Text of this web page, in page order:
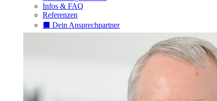
Infos & FAQ
Referenzen
⬛️ Dein Ansprechpartner